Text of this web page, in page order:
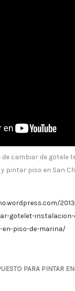
cambiar de gotele
pintar piso en San
gotelet-
en-piso-de-marina/
PARA PINTAR